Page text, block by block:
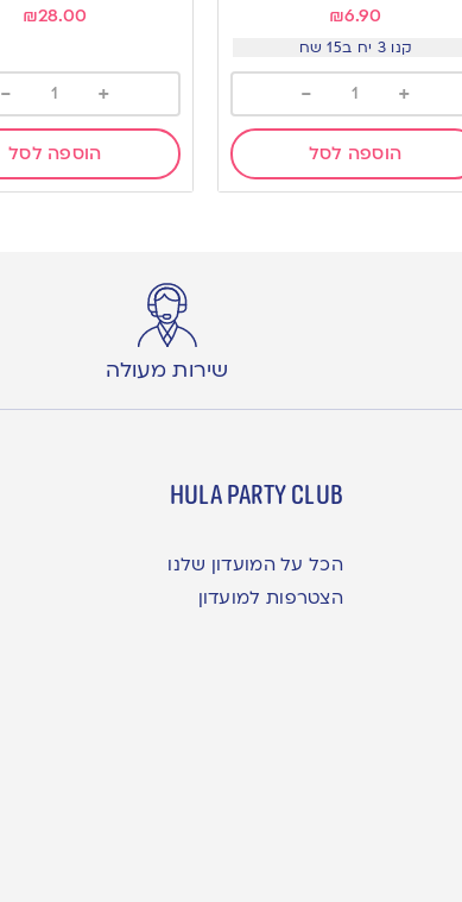
₪6.90
קנו 3 יח ב15 שח
+
-
הוספה לסל
₪28.00
+
-
הוספה לסל
שירות מעולה
hula party club
הכל על המועדון שלנו
הצטרפות למועדון